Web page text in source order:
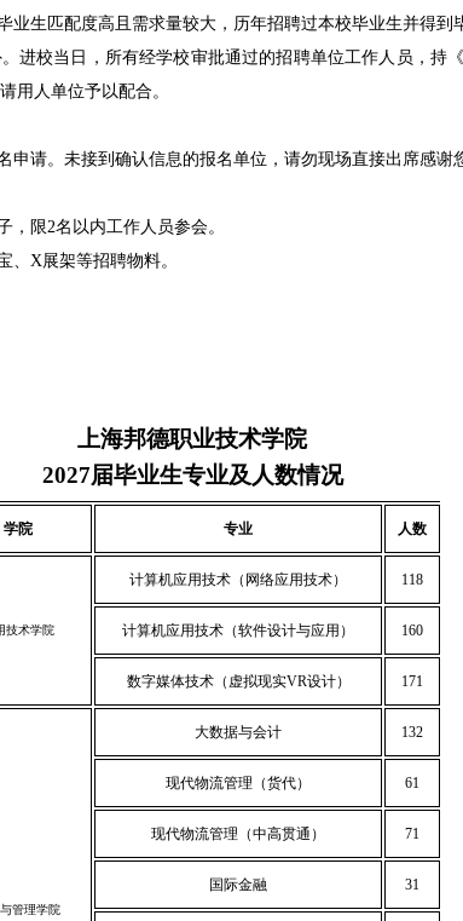
匹配度高且需求量较大，历年招聘过本校毕业生并得到
校当日，所有经学校审批通过的招聘单位工作人员，持
用人单位予以配合。
。未接到确认信息的报名单位，请勿现场直接出席感谢
限2名以内工作人员参会。
X展架等招聘物料。
上海邦德职业技术学院
2027届毕业生专业及人数情况
学院 专业 人数
技术学院
计算机应用技术（网络应用技术） 118
计算机应用技术（软件设计与应用） 160
数字媒体技术（虚拟现实VR设计） 171
管理学院
大数据与会计 132
现代物流管理（货代） 61
现代物流管理（中高贯通） 71
国际金融 31